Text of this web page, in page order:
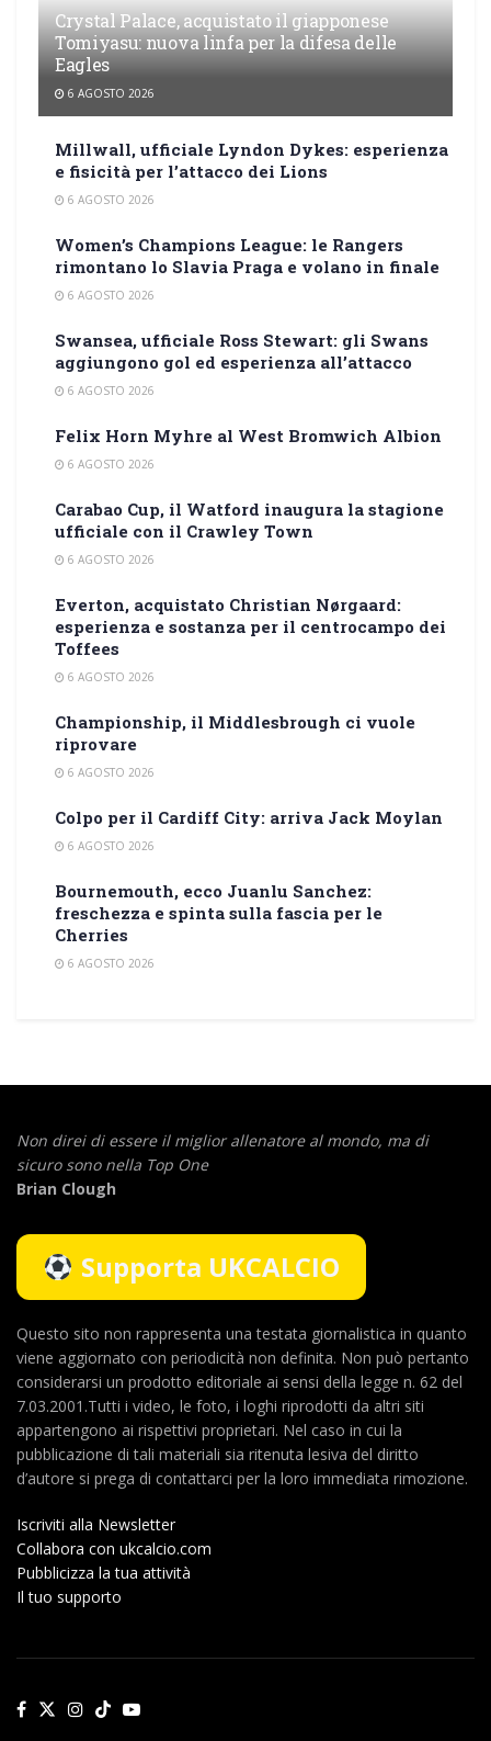
Crystal Palace, acquistato il giapponese
Tomiyasu: nuova linfa per la difesa delle
Eagles
6 AGOSTO 2026
Millwall, ufficiale Lyndon Dykes: esperienza
e fisicità per l’attacco dei Lions
6 AGOSTO 2026
Women’s Champions League: le Rangers
rimontano lo Slavia Praga e volano in finale
6 AGOSTO 2026
Swansea, ufficiale Ross Stewart: gli Swans
aggiungono gol ed esperienza all’attacco
6 AGOSTO 2026
Felix Horn Myhre al West Bromwich Albion
6 AGOSTO 2026
Carabao Cup, il Watford inaugura la stagione
ufficiale con il Crawley Town
6 AGOSTO 2026
Everton, acquistato Christian Nørgaard:
esperienza e sostanza per il centrocampo dei
Toffees
6 AGOSTO 2026
Championship, il Middlesbrough ci vuole
riprovare
6 AGOSTO 2026
Colpo per il Cardiff City: arriva Jack Moylan
6 AGOSTO 2026
Bournemouth, ecco Juanlu Sanchez:
freschezza e spinta sulla fascia per le
Cherries
6 AGOSTO 2026
Non direi di essere il miglior allenatore al mondo, ma di
sicuro sono nella Top One
Brian Clough
Supporta UKCALCIO
Questo sito non rappresenta una testata giornalistica in quanto
viene aggiornato con periodicità non definita. Non può pertanto
considerarsi un prodotto editoriale ai sensi della legge n. 62 del
7.03.2001.Tutti i video, le foto, i loghi riprodotti da altri siti
appartengono ai rispettivi proprietari. Nel caso in cui la
pubblicazione di tali materiali sia ritenuta lesiva del diritto
d’autore si prega di contattarci per la loro immediata rimozione.
Iscriviti alla Newsletter
Collabora con ukcalcio.com
Pubblicizza la tua attività
Il tuo supporto